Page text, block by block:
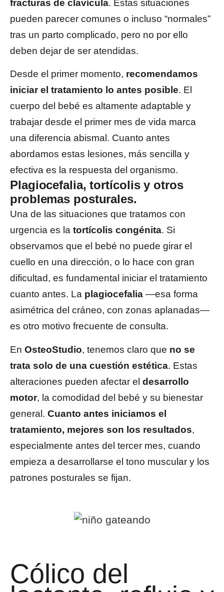
fracturas de clavícula. Estas situaciones
pueden parecer comunes o incluso “normales”
tras un parto complicado, pero no por ello
deben dejar de ser atendidas.
Desde el primer momento, recomendamos
iniciar el tratamiento lo antes posible. El
cuerpo del bebé es altamente adaptable y
trabajar desde el primer mes de vida marca
una diferencia abismal. Cuanto antes
abordamos estas lesiones, más sencilla y
efectiva es la respuesta del organismo.
Plagiocefalia, tortícolis y otros
problemas posturales.
Una de las situaciones que tratamos con
urgencia es la tortícolis congénita. Si
observamos que el bebé no puede girar el
cuello en una dirección, o lo hace con gran
dificultad, es fundamental iniciar el tratamiento
cuanto antes. La plagiocefalia —esa forma
asimétrica del cráneo, con zonas aplanadas—
es otro motivo frecuente de consulta.
En OsteoStudio, tenemos claro que no se
trata solo de una cuestión estética. Estas
alteraciones pueden afectar el desarrollo
motor, la comodidad del bebé y su bienestar
general. Cuanto antes iniciamos el
tratamiento, mejores son los resultados,
especialmente antes del tercer mes, cuando
empieza a desarrollarse el tono muscular y los
patrones posturales se fijan.
Cólico del